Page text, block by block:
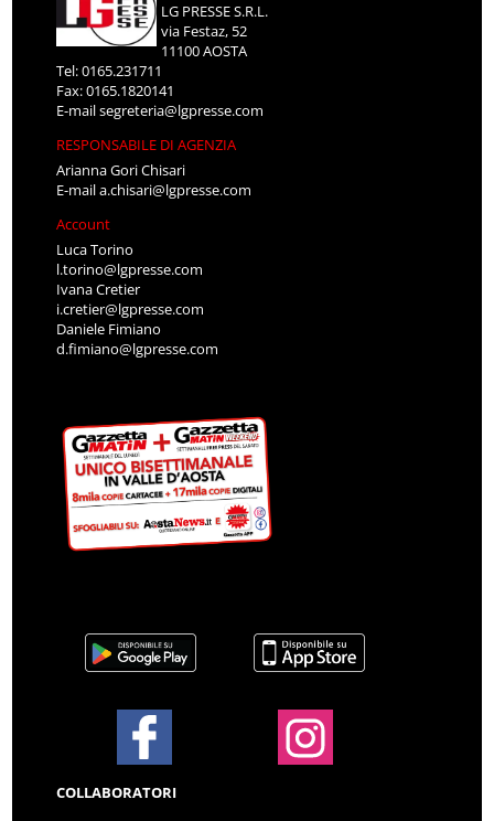
LG PRESSE S.R.L.
via Festaz, 52
11100 AOSTA
Tel: 0165.231711
Fax: 0165.1820141
E-mailsegreteria@lgpresse.com
RESPONSABILE DI AGENZIA
Arianna Gori Chisari
E-maila.chisari@lgpresse.com
Account
Luca Torino
l.torino@lgpresse.com
Ivana Cretier
i.cretier@lgpresse.com
Daniele Fimiano
d.fimiano@lgpresse.com
COLLABORATORI